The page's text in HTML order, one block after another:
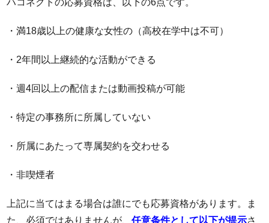
ハコネクトの応募資格は、以下の6点です。
・満18歳以上の健康な女性の（高校在学中は不可）
・2年間以上継続的な活動ができる
・週4回以上の配信または動画投稿が可能
・特定の事務所に所属していない
・所属にあたって専属契約を交わせる
・非喫煙者
上記に当てはまる場合は誰にでも応募資格があります。ま
た、必須ではありませんが、任意条件として以下が提示さ